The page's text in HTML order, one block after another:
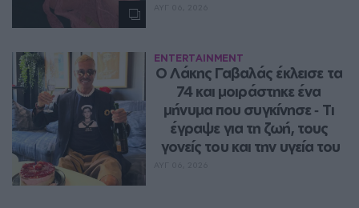
ENTERTAINMENT
Ο Λάκης Γαβαλάς έκλεισε τα
74 και μοιράστηκε ένα
μήνυμα που συγκίνησε ‑ Τι
έγραψε για τη ζωή, τους
γονείς του και την υγεία του